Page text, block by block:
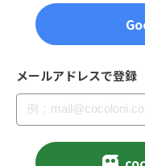
メールアドレスで登録